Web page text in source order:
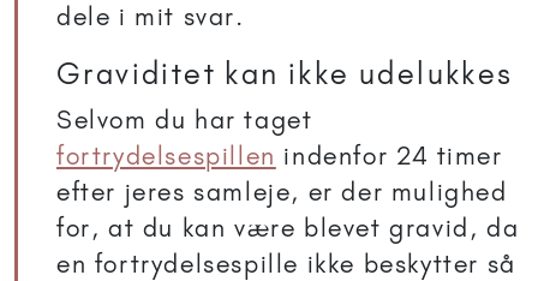
dele i mit svar.
Graviditet kan ikke udelukkes
Selvom du har taget
fortrydelsespillen indenfor 24 timer
efter jeres samleje, er der mulighed
for, at du kan være blevet gravid, da
en fortrydelsespille ikke beskytter så